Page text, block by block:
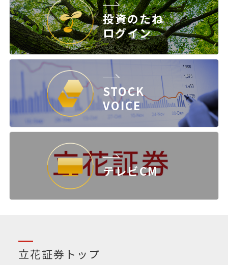
投資のたね
ログイン
STOCK
VOICE
テレビCM
立花証券トップ